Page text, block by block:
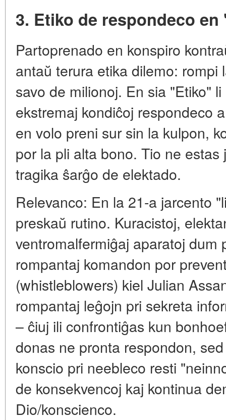
3. Etiko de respondeco
Partoprenado en konspiro
antaŭ terura etika dilemo:
savo de milionoj. En sia "Etiko"
ekstremaj kondiĉoj respondeco
en volo preni sur sin la kulpon,
por la pli alta bono. Tio ne
tragika ŝarĝo de elektado.
Relevanco: En la 21-a jarcento
preskaŭ rutino. Kuracistoj,
ventromalfermiĝaj aparatoj dum
rompantaj komandon por
(whistleblowers) kiel Julian
rompantaj leĝojn pri sekreta
– ĉiuj ili confrontiĝas kun
donas ne pronta respondon,
konscio pri neebleco resti
de konsekvencoj kaj kontinua
Dio/konscienco.